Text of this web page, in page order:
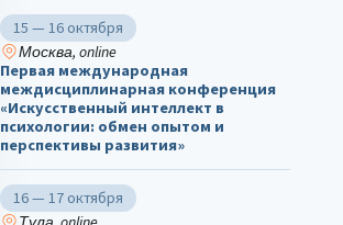
15 — 16 октября
Москва, online
Первая международная
междисциплинарная конференция
«Искусственный интеллект в
психологии: обмен опытом и
перспективы развития»
16 — 17 октября